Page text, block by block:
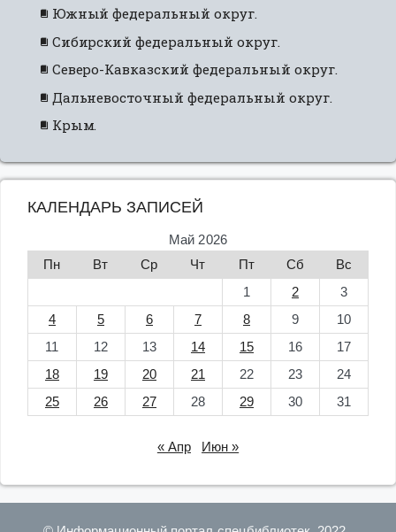
Южный федеральный округ.
Сибирский федеральный округ.
Северо-Кавказский федеральный округ.
Дальневосточный федеральный округ.
Крым.
КАЛЕНДАРЬ ЗАПИСЕЙ
Май 2026
Пн
Вт Ср Чт Пт Сб
Вс
1
2
3
4
5 6 7 8 9
10
11
12 13 14 15 16
17
18
19 20 21 22 23
24
25
26 27 28 29 30 31
« Апр Июн »